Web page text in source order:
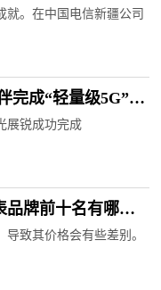
。在中国电信新疆公司
完成“轻量级5G”技
展锐成功完成
品牌前十名有哪
致其价格会有些差别。